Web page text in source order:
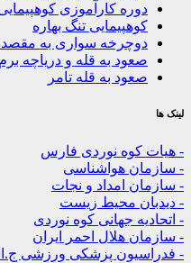
کارآموزی کوهپیمایی بانوان
تنگ بهاره
سواری به مقصد دریاچه
به قله و دریاچه برم فیروز
به قله تامر
نوردی فارس
هواشناسی
امداد و نجات
محیط زیست
جهانی کوه نوردی
هلال احمر ایران
پزشکی ورزشی ج.ا.ا